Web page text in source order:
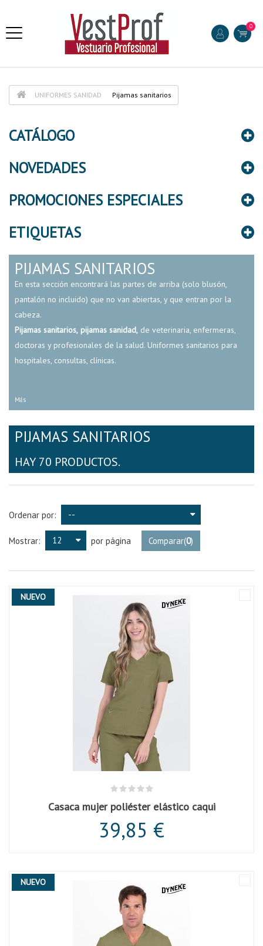
0
UNIFORMES SANIDAD Pijamas sanitarios
CATÁLOGO
NOVEDADES
PROMOCIONES ESPECIALES
ETIQUETAS
PIJAMAS SANITARIOS
En esta sección encontrará las partes de arriba (solo blusón,
pantalón no incluido) que no van abiertas, y que entran por la
cabeza.
Pijamas sanitarios, pijamas sanidad, de veterinaria, enfermeras,
doctoras y profesionales de la salud. Uniformes sanitarios para
hospitales, consultas, clínicas.
Más
PIJAMAS SANITARIOS
HAY 70 PRODUCTOS.
Ordenar por: --
Mostrar: 12 por página Comparar(0)
NUEVO
Casaca mujer poliéster elástico caqui
39,85 €
NUEVO